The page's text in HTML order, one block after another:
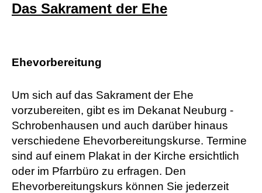
Das Sakrament der Ehe
Ehevorbereitung
Um sich auf das Sakrament der Ehe
vorzubereiten, gibt es im Dekanat Neuburg -
Schrobenhausen und auch darüber hinaus
verschiedene Ehevorbereitungskurse. Termine
sind auf einem Plakat in der Kirche ersichtlich
oder im Pfarrbüro zu erfragen. Den
Ehevorbereitungskurs können Sie jederzeit